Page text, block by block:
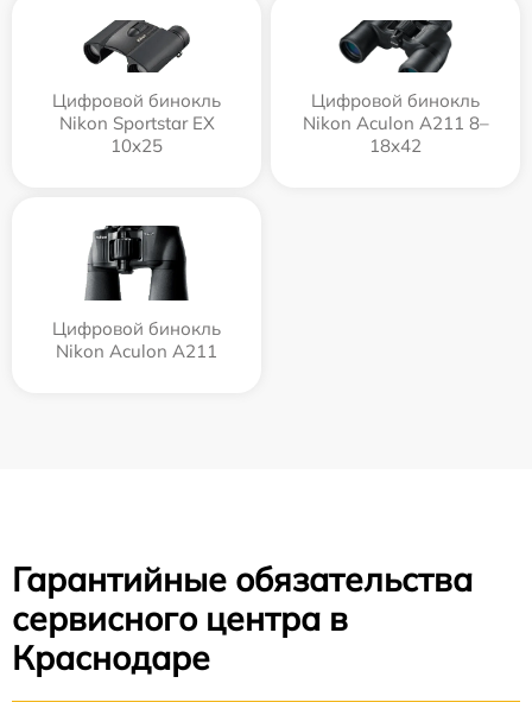
Цифровой бинокль
Nikon Sportstar EX
10x25
Цифровой бинокль
Nikon Aculon A211 8–
18x42
Цифровой бинокль
Nikon Aculon A211
Гарантийные обязательства
сервисного центра в
Краснодаре